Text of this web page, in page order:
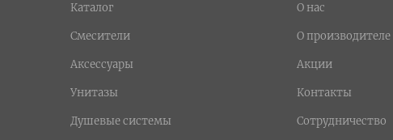
Каталог
Смесители
Аксессуары
Унитазы
Душевые системы
О нас
О производителе
Акции
Контакты
Сотрудничество